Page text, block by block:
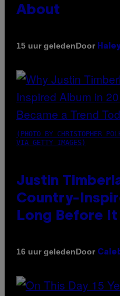
About
15 uur geledenDoor
(PHOTO BY CHRISTOPHER
VIA GETTY IMAGES)
Justin
Country-
Long Before It
16 uur geledenDoor